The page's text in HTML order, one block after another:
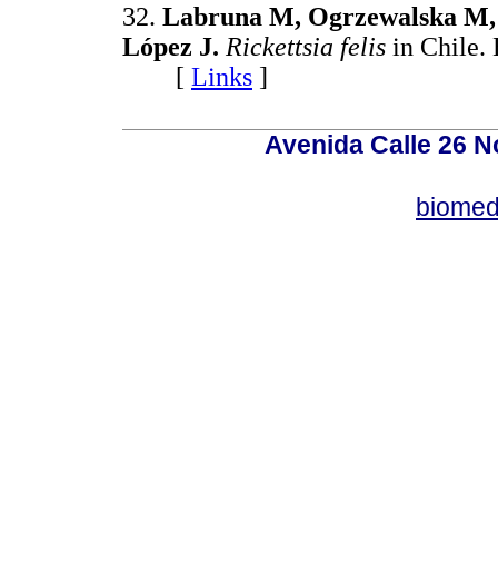
32. Labruna M, Ogrzewalska
López J. Rickettsia felis in Chile.
[ Links ]
Avenida Calle 26